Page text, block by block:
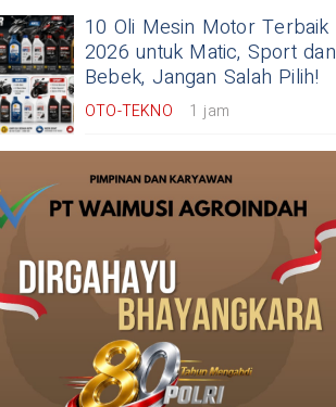
10 Oli Mesin Motor Terbaik
2026 untuk Matic, Sport dan
Bebek, Jangan Salah Pilih!
OTO-TEKNO 1 jam